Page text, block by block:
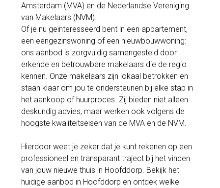
Amsterdam (MVA) en de Nederlandse Vereniging
van Makelaars (NVM).
Of je nu geïnteresseerd bent in een appartement,
een eengezinswoning of een nieuwbouwwoning:
ons aanbod is zorgvuldig samengesteld door
erkende en betrouwbare makelaars die de regio
kennen. Onze makelaars zijn lokaal betrokken en
staan klaar om jou te ondersteunen bij elke stap in
het aankoop of huurproces. Zij bieden niet alleen
deskundig advies, maar werken ook volgens de
hoogste kwaliteitseisen van de MVA en de NVM.
Hierdoor weet je zeker dat je kunt rekenen op een
professioneel en transparant traject bij het vinden
van jouw nieuwe thuis in Hoofddorp. Bekijk het
huidige aanbod in Hoofddorp en ontdek welke